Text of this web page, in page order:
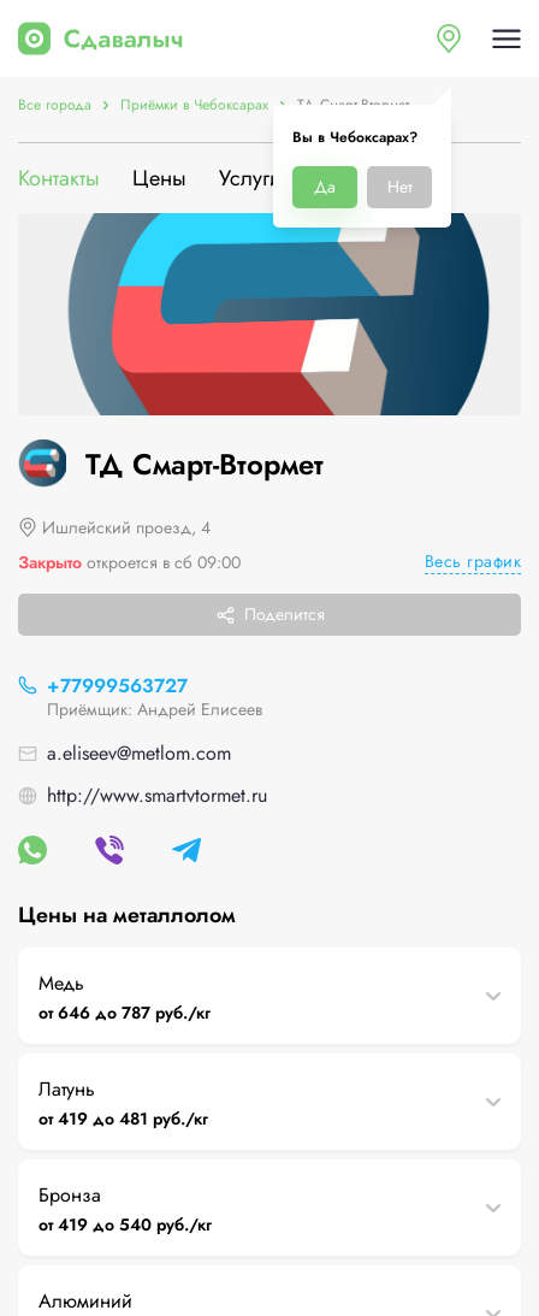
Вы в Чебоксарах?
Да Нет
Все города Приёмки в Чебоксарах ТД Смарт-Втормет
Контакты Цены Услуги О компании
ТД Смарт-Втормет
Ишлейский проезд, 4
Закрыто откроется в сб 09:00 Весь график
Поделится
+77999563727
Приёмщик: Андрей Елисеев
a.eliseev@metlom.com
http://www.smartvtormet.ru
Цены на металлолом
Медь
от 646 до 787 руб./кг
Латунь
от 419 до 481 руб./кг
Бронза
от 419 до 540 руб./кг
Алюминий